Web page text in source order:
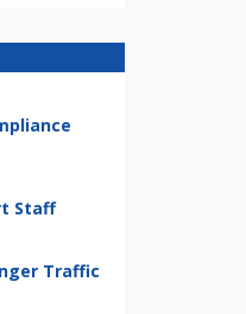
Staff
Traffic